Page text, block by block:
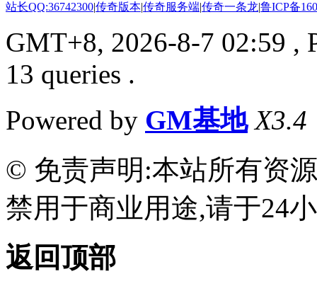
站长QQ:36742300|传奇版本|传奇服务端|传奇一条龙|鲁ICP备
GMT+8, 2026-8-7 02:59 ,
13 queries .
Powered by GM基地 X3.4
© 免责声明:本站所有资
禁用于商业用途,请于24
返回顶部